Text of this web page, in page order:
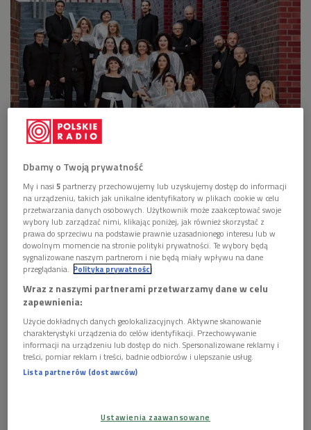
Camerata Silesia Foto: Materiały prasowe
"Sztuka, a w jej obszarach w poważnym stopniu muzyka, jest
jednym z najważniejszych elementów społecznej więzi,
komunikacji międzyludzkiej. Bez sztuki człowiek karleje. Tę
wiedzę, może jeszcze nieuporządkowaną, wyniosłem z moich
doświadczeń w pracy z chórami" - mówił Witold Szalonek. –
"Ja od tych ludzi uczyłem się miłości do muzyki" - dodawał.
POSŁUCHAJ
15:57
Anna Szostak m.in. o Witoldzie Szalonku (Wybieram
Dwójkę)
Dbamy o Twoją prywatność
My i nasi5 partnerzy przechowujemy lub uzyskujemy dostęp do informacji
na urządzeniu, takich jak unikalne identyfikatory w plikach cookie w celu
przetwarzania danych osobowych. Użytkownik może zaakceptować swoje
wybory lub zarządzać nimi, klikając poniżej, jak również skorzystać z
prawa do sprzeciwu na podstawie prawnie uzasadnionego interesu lub w
dowolnym momencie na stronie polityki prywatności. Te wybory będą
sygnalizowane naszym partnerom i nie będą miały wpływu na dane
przeglądania. Polityka prywatności
Wraz z naszymi partnerami przetwarzamy dane w celu
zapewnienia:
Użycie dokładnych danych geolokalizacyjnych. Aktywne skanowanie
charakterystyki urządzenia do celów identyfikacji. Przechowywanie
informacji na urządzeniu lub dostęp do nich. Spersonalizowane reklamy i
treści, pomiar reklam i treści, badnie odbiorców i ulepszanie usług.
Lista partnerów (dostawców)
Ustawienia zaawansowane